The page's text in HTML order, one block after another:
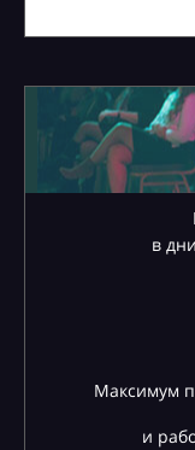
в
Максимум
и